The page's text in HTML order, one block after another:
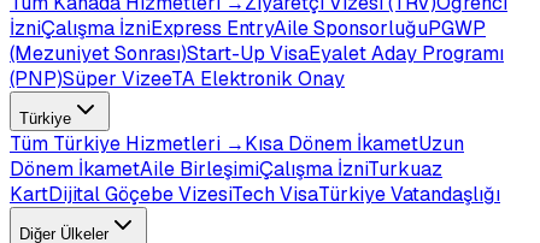
İzniÇalışma İzniExpress EntryAile SponsorluğuPGWP
(Mezuniyet Sonrası)Start-Up VisaEyalet Aday Programı
(PNP)Süper VizeeTA Elektronik Onay
Türkiye
Tüm Türkiye Hizmetleri →Kısa Dönem İkametUzun
Dönem İkametAile BirleşimiÇalışma İzniTurkuaz
KartDijital Göçebe VizesiTech VisaTürkiye Vatandaşlığı
Diğer Ülkeler